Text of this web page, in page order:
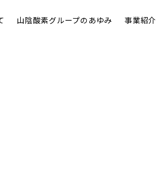
山陰酸素グループのあゆみ 事業紹介